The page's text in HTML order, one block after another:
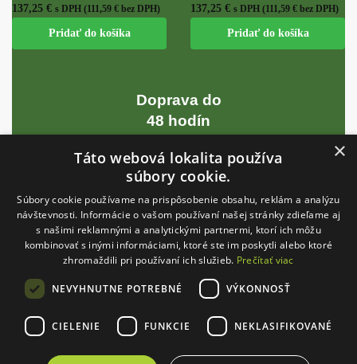
137,25 € s DPH (111,59 € bez DPH)
Pridať do košíka
137,25 € s DPH (111,59 € bez DPH)
Pridať do košíka
Doprava do
48 hodín
Garancia skladových zásob
INFORMÁCIE
Blog
Obchodné podmienky
Veľkoobchod
GDPR
Veľkoobchod
×
Táto webová lokalita používa
súbory cookie.
Súbory cookie používame na prispôsobenie obsahu, reklám a analýzu
návštevnosti. Informácie o vašom používaní našej stránky zdieľame aj
s našimi reklamnými a analytickými partnermi, ktorí ich môžu
kombinovať s inými informáciami, ktoré ste im poskytli alebo ktoré
zhromaždili pri používaní ich služieb. Prečítať viac
NEVYHNUTNE POTREBNÉ VÝKONNOSŤ
CIELENIE FUNKCIE NEKLASIFIKOVANÉ